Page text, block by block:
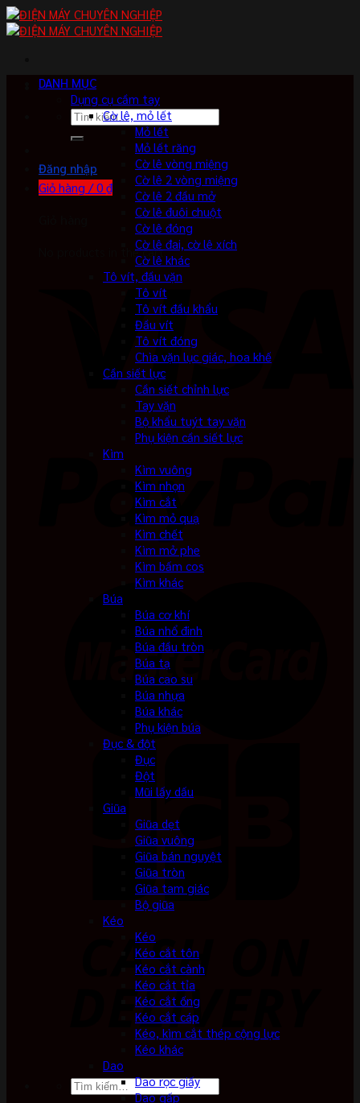
Skip
to
Tìm
kiếm:
Đăng nhập
Giỏ hàng /0 ₫
No products in the cart.
Tìm
DANH MỤC
Dụng cụ cầm tay
Cờ lê, mỏ lết
Mỏ lết
Mỏ lết răng
Cờ lê vòng miệng
Cờ lê 2 vòng miệng
Cờ lê 2 đầu mở
Cờ lê đuôi chuột
Cờ lê đóng
Cờ lê đai, cờ lê xích
Cờ lê khác
Tô vít, đầu vặn
Tô vít
Tô vít đầu khẩu
Đầu vít
Tô vít đóng
Chìa vặn lục giác, hoa khế
Cần siết lực
Cần siết chỉnh lực
Tay vặn
Bộ khẩu tuýt tay vặn
Phụ kiện cần siết lực
Kìm
Kìm vuông
Kìm nhọn
Kìm cắt
Kìm mỏ quạ
Kìm chết
Kìm mở phe
Kìm bấm cos
Kìm khác
Búa
Búa cơ khí
Búa nhổ đinh
Búa đầu tròn
Búa tạ
Búa cao su
Búa nhựa
Búa khác
Phụ kiện búa
Đục & đột
Đục
Đột
Mũi lấy dấu
Giũa
Giũa dẹt
Giũa vuông
Giũa bán nguyệt
Giũa tròn
Giũa tam giác
Bộ giũa
Kéo
Kéo
Kéo cắt tôn
Kéo cắt cành
Kéo cắt tỉa
Kéo cắt ống
Kéo cắt cáp
Kéo, kìm cắt thép cộng lực
Kéo khác
Dao
Dao rọc giấy
Dao gấp